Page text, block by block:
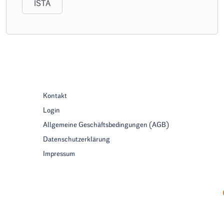
ISTA
Kontakt
Login
Allgemeine Geschäftsbedingungen (AGB)
Datenschutzerklärung
Impressum